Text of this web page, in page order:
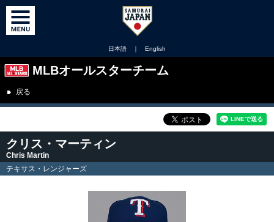
日本語 ｜ English
MLBオールスターチーム
戻る
クリス・マーティン
Chris Martin
テキサス・レンジャーズ